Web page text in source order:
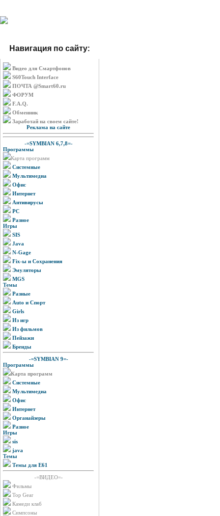
Навигация по сайту:
Видео для Смартфонов
S60Touch Interface
ПОЧТА @Smart60.ru
ФОРУМ
F.A.Q.
Обменник
Заработай на своем сайте!
Реклама на сайте
-=SYMBIAN 6,7,8=-
Программы
Карта программ
Системные
Мультимедиа
Офис
Интернет
Антивирусы
PC
Разное
Игры
SIS
Java
N-Gage
Fix-ы и Сохранения
Эмуляторы
MGS
Темы
Разные
Auto и Спорт
Girls
Из игр
Из фильмов
Пейзажи
Бренды
-=SYMBIAN 9=-
Программы
Карта программ
Системные
Мультимедиа
Офис
Интернет
Органайзеры
Разное
Игры
sis
java
Темы
Темы для E61
-=ВИДЕО=-
Фильмы
Top Gear
Камеди клаб
Симпсоны